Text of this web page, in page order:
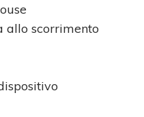
allo scorrimento